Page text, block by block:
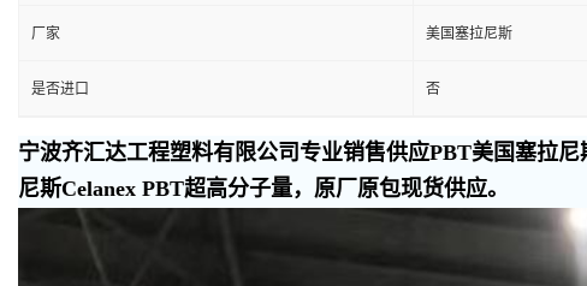
厂家 美国塞拉尼斯
是否进口 否
宁波齐汇达工程塑料有限公司专业销售供应PBT美国塞拉
尼斯Celanex PBT超高分子量，原厂原包现货供应。